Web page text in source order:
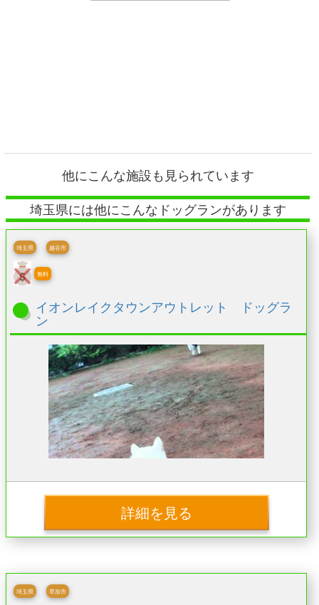
他にこんな施設も見られています
埼玉県には他にこんなドッグランがあります
埼玉県 越谷市
無料
イオンレイクタウンアウトレット ドッグラ
ン
詳細を見る
埼玉県 草加市